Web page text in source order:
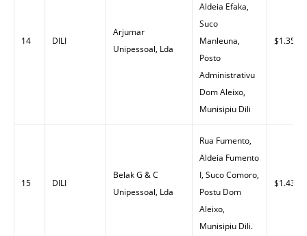
14 DILI
Arjumar
Unipessoal, Lda
Aldeia Efaka,
Suco
Manleuna,
Posto
Administrativu
Dom Aleixo,
Munisipiu Dili
$1.35
15 DILI
Belak G & C
Unipessoal, Lda
Rua Fumento,
Aldeia Fumento
I, Suco Comoro,
Postu Dom
Aleixo,
Munisipiu Dili.
$1.43